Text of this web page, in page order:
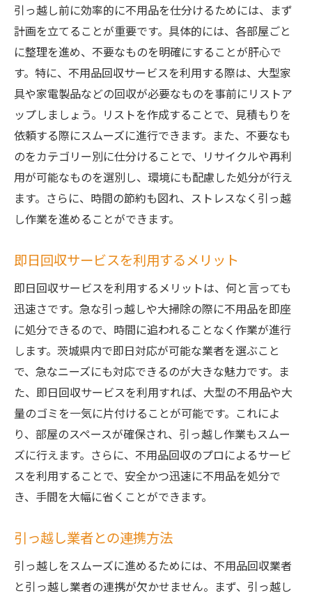
引っ越し前に効率的に不用品を仕分けるためには、まず
計画を立てることが重要です。具体的には、各部屋ごと
に整理を進め、不要なものを明確にすることが肝心で
す。特に、不用品回収サービスを利用する際は、大型家
具や家電製品などの回収が必要なものを事前にリストア
ップしましょう。リストを作成することで、見積もりを
依頼する際にスムーズに進行できます。また、不要なも
のをカテゴリー別に仕分けることで、リサイクルや再利
用が可能なものを選別し、環境にも配慮した処分が行え
ます。さらに、時間の節約も図れ、ストレスなく引っ越
し作業を進めることができます。
即日回収サービスを利用するメリット
即日回収サービスを利用するメリットは、何と言っても
迅速さです。急な引っ越しや大掃除の際に不用品を即座
に処分できるので、時間に追われることなく作業が進行
します。茨城県内で即日対応が可能な業者を選ぶこと
で、急なニーズにも対応できるのが大きな魅力です。ま
た、即日回収サービスを利用すれば、大型の不用品や大
量のゴミを一気に片付けることが可能です。これによ
り、部屋のスペースが確保され、引っ越し作業もスムー
ズに行えます。さらに、不用品回収のプロによるサービ
スを利用することで、安全かつ迅速に不用品を処分で
き、手間を大幅に省くことができます。
引っ越し業者との連携方法
引っ越しをスムーズに進めるためには、不用品回収業者
と引っ越し業者の連携が欠かせません。まず、引っ越し